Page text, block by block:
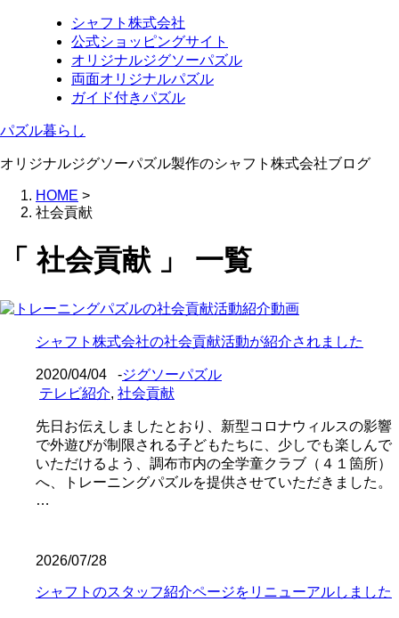
シャフト株式会社
公式ショッピングサイト
オリジナルジグソーパズル
両面オリジナルパズル
ガイド付きパズル
パズル暮らし
オリジナルジグソーパズル製作のシャフト株式会社ブログ
HOME >
社会貢献
「 社会貢献 」 一覧
シャフト株式会社の社会貢献活動が紹介されました
2020/04/04 -ジグソーパズル
テレビ紹介, 社会貢献
先日お伝えしましたとおり、新型コロナウィルスの影響
で外遊びが制限される子どもたちに、少しでも楽しんで
いただけるよう、調布市内の全学童クラブ（４１箇所）
へ、トレーニングパズルを提供させていただきました。
…
2026/07/28
シャフトのスタッフ紹介ページをリニューアルしました